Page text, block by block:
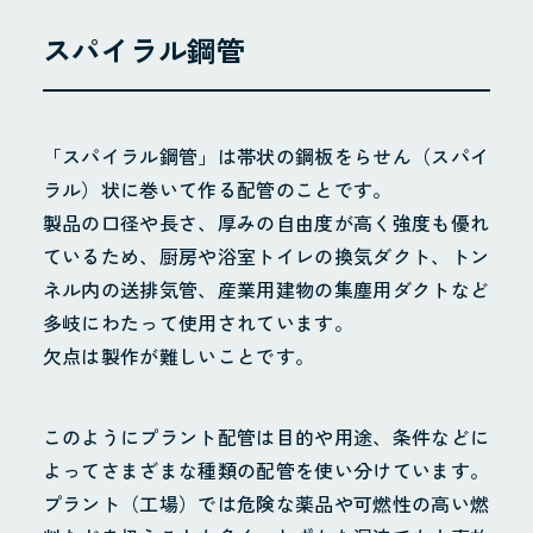
スパイラル鋼管
「スパイラル鋼管」は帯状の鋼板をらせん（スパイ
ラル）状に巻いて作る配管のことです。
製品の口径や長さ、厚みの自由度が高く強度も優れ
ているため、厨房や浴室トイレの換気ダクト、トン
ネル内の送排気管、産業用建物の集塵用ダクトなど
多岐にわたって使用されています。
欠点は製作が難しいことです。
このようにプラント配管は目的や用途、条件などに
よってさまざまな種類の配管を使い分けています。
プラント（工場）では危険な薬品や可燃性の高い燃